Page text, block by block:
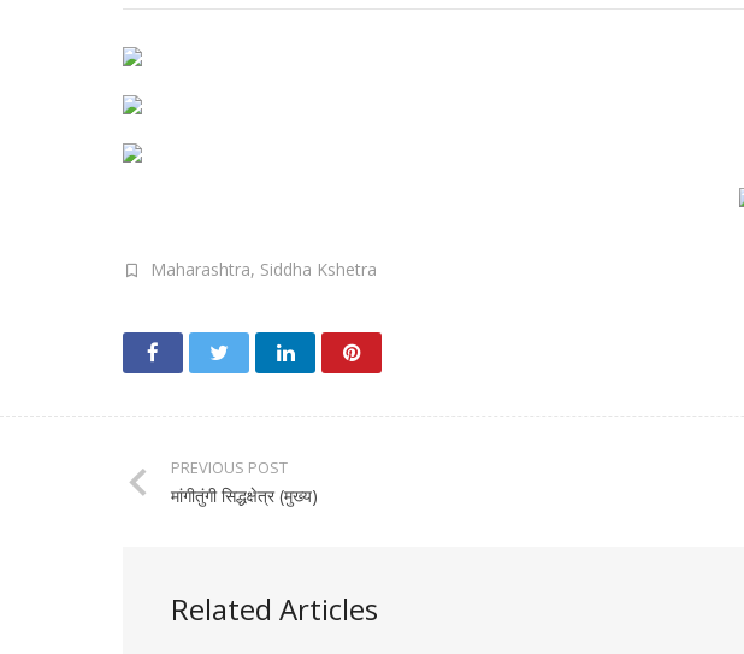
Maharashtra, Siddha Kshetra
PREVIOUS POST
मांगीतुंगी सिद्धक्षेत्र (मुख्य)
Related Articles